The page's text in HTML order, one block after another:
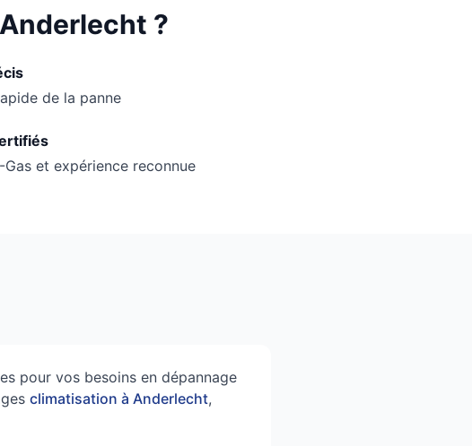
?
de la panne
et expérience reconnue
pour vos besoins en dépannage
climatisation à Anderlecht,